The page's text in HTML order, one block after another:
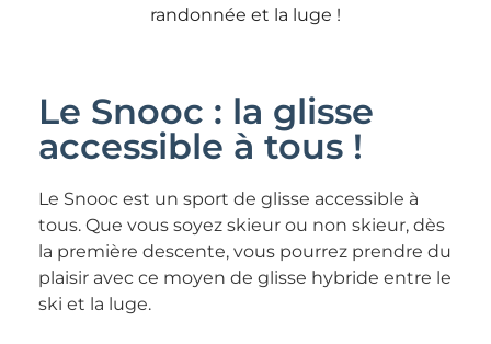
randonnée et la luge !
Le Snooc : la glisse
accessible à tous !
Le Snooc est un sport de glisse accessible à
tous. Que vous soyez skieur ou non skieur, dès
la première descente, vous pourrez prendre du
plaisir avec ce moyen de glisse hybride entre le
ski et la luge.